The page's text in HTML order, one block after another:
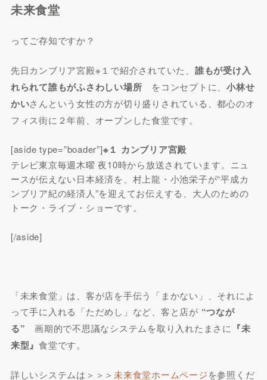
未来食堂
ってご存知ですか？
先日カンブリア宮殿※１で紹介されていた、 誰もが受け入
れられて誰もがふさわしい場所 をコンセプトに、小林せ
かいさんという女性の方が切り盛りされている、都心のオ
フィス街に２年前、オープンした食堂です。
[aside type=”boader”]※１ カンブリア宮殿
テレビ東京毎週木曜 夜10時から放送されています。ニュ
ースが伝えない日本経済を、村上龍・小池栄子が“平成カ
ンブリア紀の経済人”を迎えてお伝えする、大人のための
トーク・ライブ・ショーです。
[/aside]
「未来食堂」は、客が店を手伝う「まかない」、それによ
って手に入れる「ただめし」など、客と店が “つなが
る” 画期的で不思議なシステムを取り入れたまさに 『未
来型』食堂です。
詳しいシステムは＞＞＞未来食堂ホームページを参照くだ